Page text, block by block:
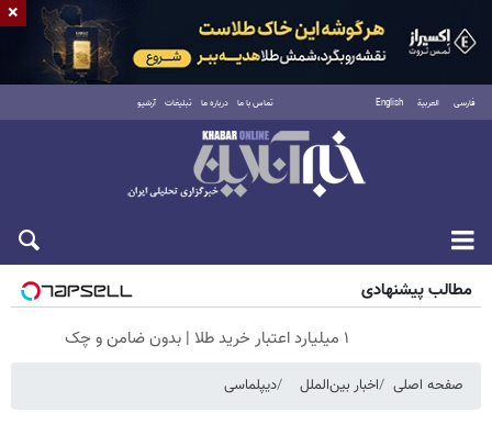
فارسی العربية English تماس با ما درباره ما تبلیغات آرشیو
شنبه ۱۷ مرداد ۱۴۰۵
مطالب پیشنهادی
۱ میلیارد اعتبار خرید طلا | بدون ضامن و چک
صفحه اصلی اخبار بین‌الملل دیپلماسی
×